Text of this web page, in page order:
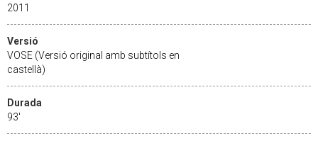
2011
Versió
VOSE (Versió original amb subtítols en
castellà)
Durada
93'